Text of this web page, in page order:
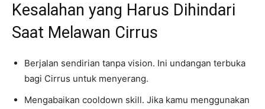
Kesalahan yang Harus Dihindari
Saat Melawan Cirrus
Berjalan sendirian tanpa vision. Ini undangan terbuka
bagi Cirrus untuk menyerang.
Mengabaikan cooldown skill. Jika kamu menggunakan